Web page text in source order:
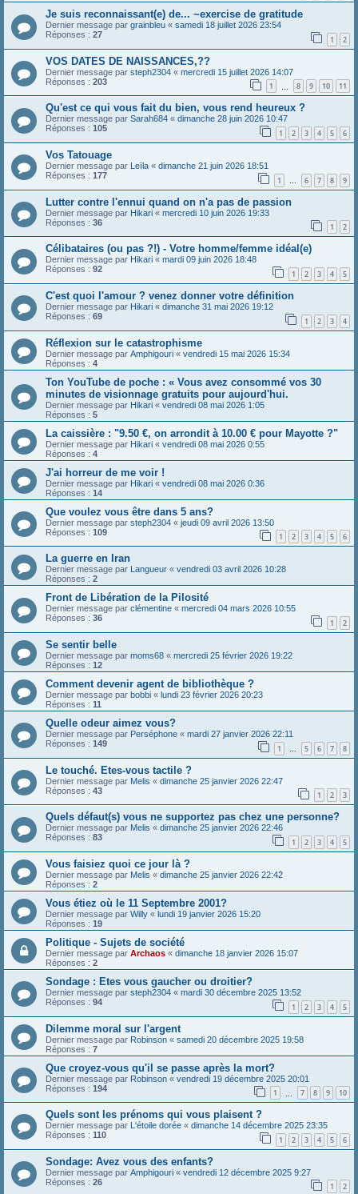
Je suis reconnaissant(e) de... ~exercise de gratitude
Dernier message par grainbleu « samedi 18 juillet 2026 23:54
Réponses : 27 1 2
VOS DATES DE NAISSANCES,??
Dernier message par steph2304 « mercredi 15 juillet 2026 14:07
Réponses : 203 1 8 9 10 11
Qu'est ce qui vous fait du bien, vous rend heureux ?
Dernier message par Sarah684 « dimanche 28 juin 2026 10:47
Réponses : 105 1 2 3 4 5 6
Vos Tatouage
Dernier message par Leïla « dimanche 21 juin 2026 18:51
Réponses : 177 1 … 6 7 8 9
Lutter contre l'ennui quand on n'a pas de passion
Dernier message par Hikari « mercredi 10 juin 2026 19:33
Réponses : 36 1 2
Célibataires (ou pas ?!) - Votre homme/femme idéal(e)
Dernier message par Hikari « mardi 09 juin 2026 18:48
Réponses : 92 1 2 3 4 5
C'est quoi l'amour ? venez donner votre définition
Dernier message par Hikari « dimanche 31 mai 2026 19:12
Réponses : 69 1 2 3 4
Réflexion sur le catastrophisme
Dernier message par Amphigouri « vendredi 15 mai 2026 15:34
Réponses : 4
Ton YouTube de poche : « Vous avez consommé vos 30
minutes de visionnage gratuits pour aujourd'hui.
Dernier message par Hikari « vendredi 08 mai 2026 1:05
Réponses : 5
La caissière : "9.50 €, on arrondit à 10.00 € pour Mayotte ?"
Dernier message par Hikari « vendredi 08 mai 2026 0:55
Réponses : 4
J'ai horreur de me voir !
Dernier message par Hikari « vendredi 08 mai 2026 0:36
Réponses : 14
Que voulez vous être dans 5 ans?
Dernier message par steph2304 « jeudi 09 avril 2026 13:50
Réponses : 109 1 2 3 4 5 6
La guerre en Iran
Dernier message par Langueur « vendredi 03 avril 2026 10:28
Réponses : 2
Front de Libération de la Pilosité
Dernier message par clémentine « mercredi 04 mars 2026 10:55
Réponses : 36 1 2
Se sentir belle
Dernier message par moms68 « mercredi 25 février 2026 19:22
Réponses : 12
Comment devenir agent de bibliothèque ?
Dernier message par bobbi « lundi 23 février 2026 20:23
Réponses : 11
Quelle odeur aimez vous?
Dernier message par Perséphone « mardi 27 janvier 2026 22:11
Réponses : 149 1 … 5 6 7 8
Le touché. Etes-vous tactile ?
Dernier message par Melis « dimanche 25 janvier 2026 22:47
Réponses : 43 1 2 3
Quels défaut(s) vous ne supportez pas chez une personne?
Dernier message par Melis « dimanche 25 janvier 2026 22:46
Réponses : 83 1 2 3 4 5
Vous faisiez quoi ce jour là ?
Dernier message par Melis « dimanche 25 janvier 2026 22:42
Réponses : 2
Vous étiez où le 11 Septembre 2001?
Dernier message par Willy « lundi 19 janvier 2026 15:20
Réponses : 19
Politique - Sujets de société
Dernier message par Archaos « dimanche 18 janvier 2026 15:07
Réponses : 2
Sondage : Etes vous gaucher ou droitier?
Dernier message par steph2304 « mardi 30 décembre 2025 13:52
Réponses : 94 1 2 3 4 5
Dilemme moral sur l'argent
Dernier message par Robinson « samedi 20 décembre 2025 19:58
Réponses : 7
Que croyez-vous qu'il se passe après la mort?
Dernier message par Robinson « vendredi 19 décembre 2025 20:01
Réponses : 194 1 7 8 9 10
Quels sont les prénoms qui vous plaisent ?
Dernier message par L'étoile dorée « dimanche 14 décembre 2025 23:35
Réponses : 110 1 2 3 4 5 6
Sondage: Avez vous des enfants?
Dernier message par Amphigouri « vendredi 12 décembre 2025 9:27
Réponses : 26 1 2